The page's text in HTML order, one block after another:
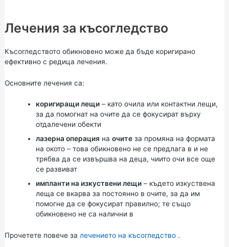
Лечения за късогледство
Късогледството обикновено може да бъде коригирано
ефективно с редица лечения.
Основните лечения са:
коригиращи лещи– като очила или контактни лещи,
за да помогнат на очите да се фокусират върху
отдалечени обекти
лазерна операция на очитеза промяна на формата
на окото – това обикновено не се предлага в и не
трябва да се извършва на деца, чиито очи все още
се развиват
импланти на изкуствени лещи– където изкуствена
леща се вкарва за постоянно в очите, за да им
помогне да се фокусират правилно; те също
обикновено не са налични в
Прочетете повече за лечението на късогледство.